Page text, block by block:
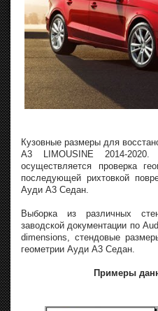
Кузовные размеры для
A3 LIMOUSINE 2014-
осуществляется проверка
последующей рихтовкой
Ауди A3 Седан.
Выборка из различных
заводской документации по
dimensions, стендовые
геометрии Ауди А3 Седан.
Примеры